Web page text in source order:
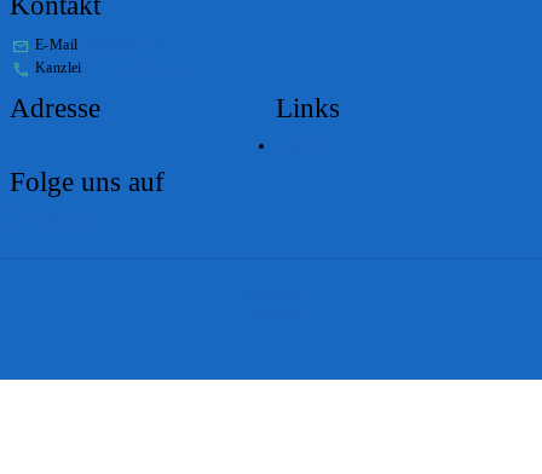
E-Mail
Kanzlei
Adresse Links
Folge uns auf